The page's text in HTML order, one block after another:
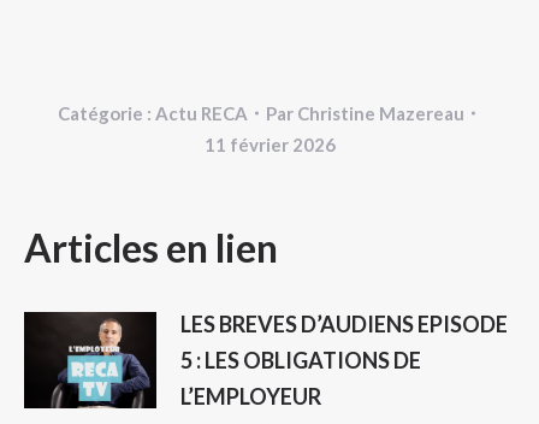
Catégorie : Actu RECA Par Christine Mazereau
11 février 2026
NAVIGATION
ARTICLE
Articles en lien
LES BREVES D’AUDIENS EPISODE
5 : LES OBLIGATIONS DE
L’EMPLOYEUR